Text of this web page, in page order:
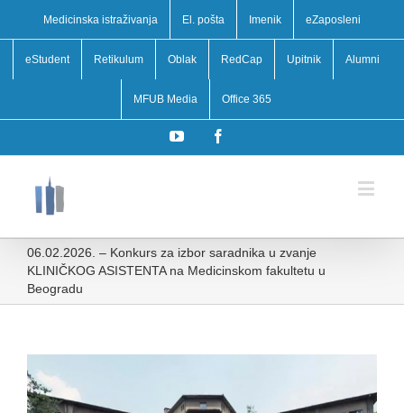
Medicinska istraživanja El. pošta Imenik eZaposleni
eStudent Retikulum Oblak RedCap Upitnik Alumni
MFUB Media Office 365
YouTube
06.02.2026. – Konkurs za izbor saradnika u zvanje
KLINIČKOG ASISTENTA na Medicinskom fakultetu u
Beogradu
Larger
Image